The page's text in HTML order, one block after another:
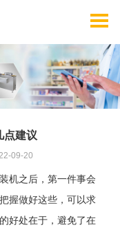
点建议
09-20
机之后，第一件事会
握做好这些，可以求
好处在于，避免了在